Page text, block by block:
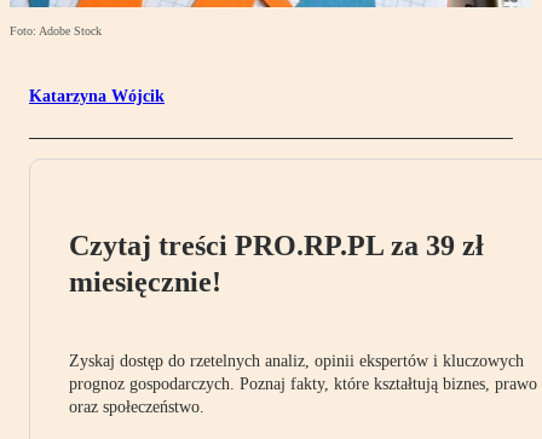
Foto: Adobe Stock
Katarzyna Wójcik
Czytaj treści PRO.RP.PL za 39 zł
miesięcznie!
Zyskaj dostęp do rzetelnych analiz, opinii ekspertów i kluczowych
prognoz gospodarczych. Poznaj fakty, które kształtują biznes, prawo
oraz społeczeństwo.